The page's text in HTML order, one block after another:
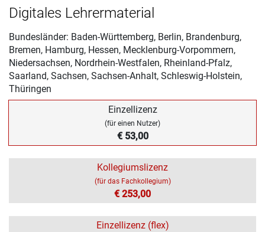
Digitales Lehrermaterial
Bundesländer: Baden-Württemberg, Berlin, Brandenburg,
Bremen, Hamburg, Hessen, Mecklenburg-Vorpommern,
Niedersachsen, Nordrhein-Westfalen, Rheinland-Pfalz,
Saarland, Sachsen, Sachsen-Anhalt, Schleswig-Holstein,
Thüringen
Einzellizenz
(für einen Nutzer)
€ 53,00
Kollegiumslizenz
(für das Fachkollegium)
€ 253,00
Einzellizenz (flex)